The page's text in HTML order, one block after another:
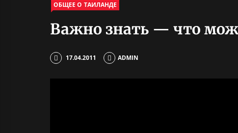
ОБЩЕЕ О ТАИЛАНДЕ
Важно знать — что
17.04.2011 ADMIN